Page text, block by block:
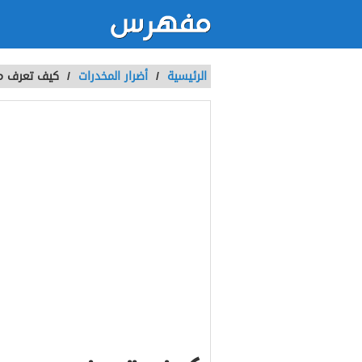
الرئيسية / أضرار المخدرات / كيف تعرف